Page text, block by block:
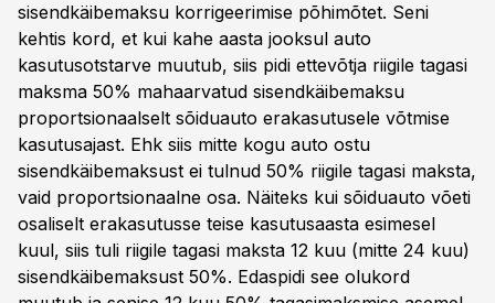
sisendkäibemaksu korrigeerimise põhimõtet. Seni
kehtis kord, et kui kahe aasta jooksul auto
kasutusotstarve muutub, siis pidi ettevõtja riigile tagasi
maksma 50% mahaarvatud sisendkäibemaksu
proportsionaalselt sõiduauto erakasutusele võtmise
kasutusajast. Ehk siis mitte kogu auto ostu
sisendkäibemaksust ei tulnud 50% riigile tagasi maksta,
vaid proportsionaalne osa. Näiteks kui sõiduauto võeti
osaliselt erakasutusse teise kasutusaasta esimesel
kuul, siis tuli riigile tagasi maksta 12 kuu (mitte 24 kuu)
sisendkäibemaksust 50%. Edaspidi see olukord